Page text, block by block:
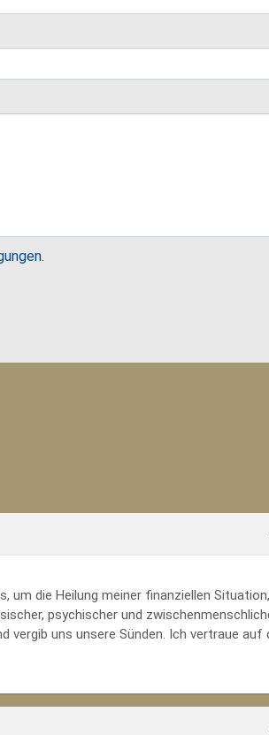
.
um die Heilung meiner finanziellen
psychischer und
vergib uns unsere Sünden. Ich vertraue auf